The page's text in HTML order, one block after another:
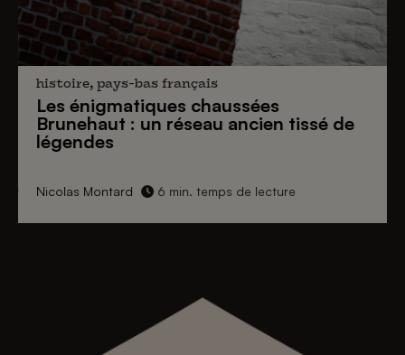
histoire, pays-bas français
Les énigmatiques chaussées
Brunehaut : un réseau ancien tissé de
légendes
Nicolas Montard 6 min. temps de lecture